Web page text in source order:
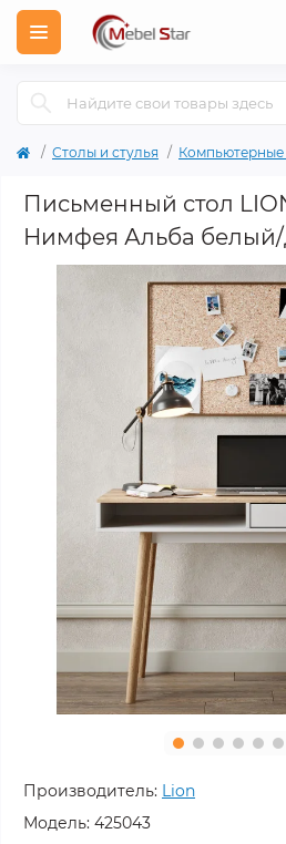
Столы и стулья
Письменный стол
Нимфея Альба белый/
Производитель: Lion
Модель: 425043